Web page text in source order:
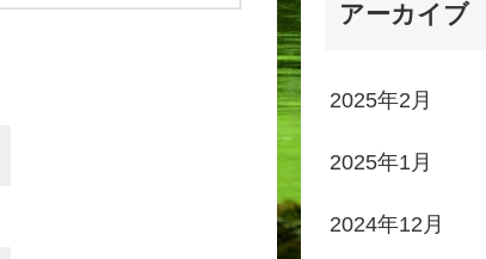
アーカイブ
2025年2月
2025年1月
2024年12月